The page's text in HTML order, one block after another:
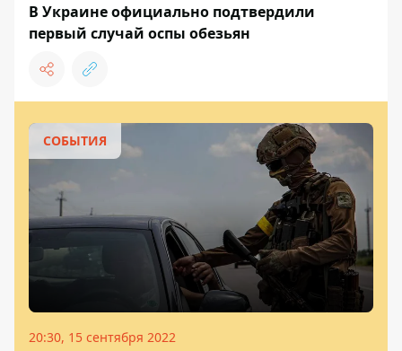
В Украине официально подтвердили
первый случай оспы обезьян
СОБЫТИЯ
20:30, 15 сентября 2022